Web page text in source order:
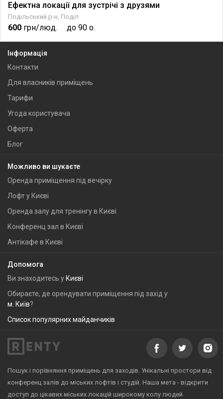
Ефектна локації для зустрічі з друзями
Подільський р-н, Поділ
600 грн/люд. до 90 о.
Інформація
Контакти
Для власників приміщень
Тарифи
Угода користувача
Оферта
Блог
Можливо ви шукаєте
Оренда приміщення під вечірку
Лофт у Києві
Оренда залу для тренінгу в Києві
Конференц зал в Києві
Антікафе в Києві
Допомога
Ви знаходитесь у Києві
Обираєте, де орендувати приміщення під захід у
м. Київ?
Список популярних майданчиків
Пошук і порівняння приміщень для заходів. Унікальні простори від
конференц залів до міських лофтів і студій. Наша мета - відкрити
доступ до цікавих міських локацій широкому колу людей